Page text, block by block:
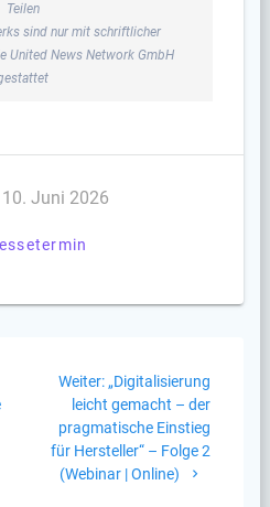
Teilen
sind nur mit schriftlicher
United News Network GmbH
10. Juni 2026
Weiter: Nächster
Beitrag:
„Digitalisierung
leicht gemacht – der
pragmatische Einstieg
für Hersteller“ – Folge 2
(Webinar | Online)